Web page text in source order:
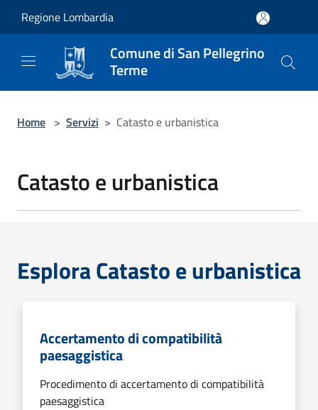
Regione Lombardia
Comune di San Pellegrino
Terme
Home > Servizi > Catasto e urbanistica
Catasto e urbanistica
Esplora Catasto e urbanistica
Accertamento di compatibilità
paesaggistica
Procedimento di accertamento di compatibilità
paesaggistica